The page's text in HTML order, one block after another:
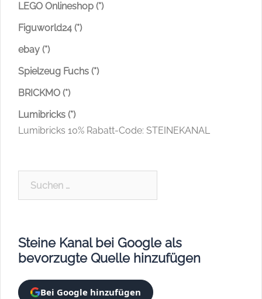
LEGO Onlineshop (*)
Figuworld24 (*)
ebay (*)
Spielzeug Fuchs (*)
BRICKMO (*)
Lumibricks (*)
Lumibricks 10% Rabatt-Code: STEINEKANAL
Steine Kanal bei Google als
bevorzugte Quelle hinzufügen
Bei Google hinzufügen